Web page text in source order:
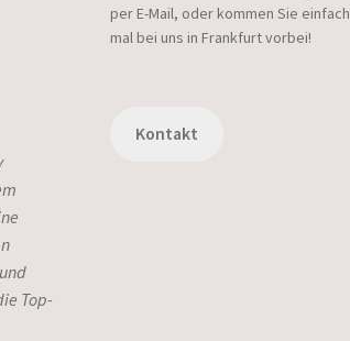
Top-
per E-Mail, oder kommen Sie einfach
mal bei uns in Frankfurt vorbei!
Kontakt